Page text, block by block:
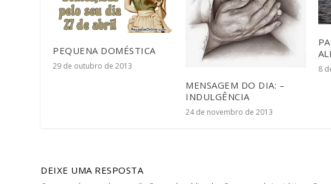
PEQUENA DOMÉSTICA
29 de outubro de 2013
MENSAGEM DO DIA: –
INDULGÊNCIA
24 de novembro de 2013
8
DEIXE UMA RESPOSTA